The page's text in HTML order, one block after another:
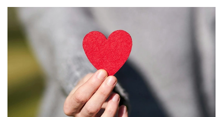
tillgänglig på jobbet.